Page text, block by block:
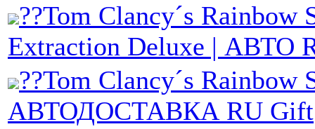
??Tom Clancy´s Rainbow
Extraction Deluxe | АВТО
??Tom Clancy´s Rainbow
АВТОДОСТАВКА RU Gift